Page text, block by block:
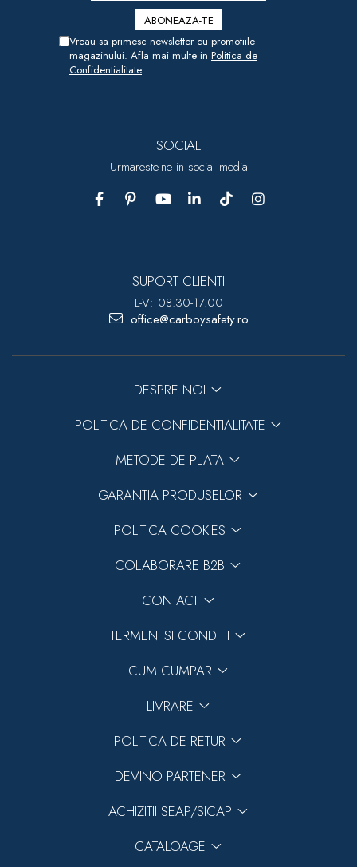
Vreau sa primesc newsletter cu promotiile
magazinului. Afla mai multe in Politica de
Confidentialitate
SOCIAL
Urmareste-ne in social media
SUPORT CLIENTI
L-V: 08.30-17.00
office@carboysafety.ro
DESPRE NOI
POLITICA DE CONFIDENTIALITATE
METODE DE PLATA
GARANTIA PRODUSELOR
POLITICA COOKIES
COLABORARE B2B
CONTACT
TERMENI SI CONDITII
CUM CUMPAR
LIVRARE
POLITICA DE RETUR
DEVINO PARTENER
ACHIZITII SEAP/SICAP
CATALOAGE